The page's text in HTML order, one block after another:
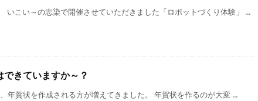
こい～の志染で開催させていただきました「ロボットづくり体験」 ...
きていますか～？
年賀状を作成される方が増えてきました。 年賀状を作るのが大変 ...